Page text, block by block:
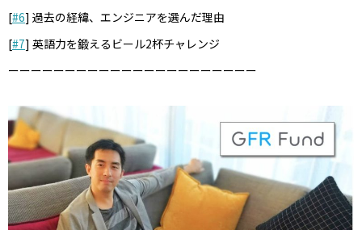
[#6] 過去の経緯、エンジニアを選んだ理由
[#7] 英語力を鍛えるビール2杯チャレンジ
ーーーーーーーーーーーーーーーーーーーーーー